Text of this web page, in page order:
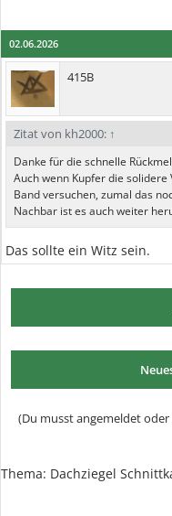
02.06.2026
415B
Zitat von kh2000: ↑
Danke für die schnelle
Auch wenn Kupfer die
Band versuchen, zumal das
Nachbar ist es auch weiter
Das sollte ein Witz sein.
(Du musst angemeldet
Thema: Dachziegel